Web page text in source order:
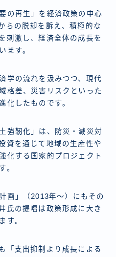
の再生」を経済政策の中心
らの脱却を訴え、積極的な
刺激し、経済全体の成長を
ます。
学の流れを汲みつつ、現代
格差、災害リスクといった
化したものです。
強靭化」は、防災・減災対
資を通じて地域の生産性や
化する国家的プロジェクト
。
画」（2013年～）にもその
氏の提唱は政策形成に大き
す。
「支出抑制より成長による